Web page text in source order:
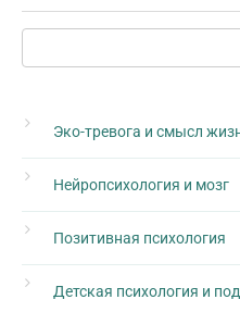
Поиск:
Эко-тревога и смысл
Нейропсихология и мозг
Позитивная психология
Детская психология и